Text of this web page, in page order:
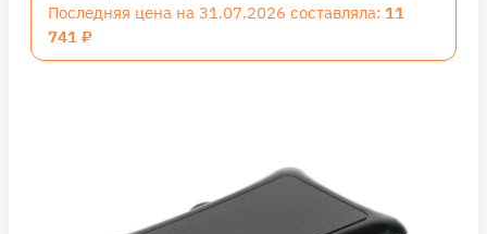
Последняя цена на 31.07.2026 составляла: 11
741 ₽